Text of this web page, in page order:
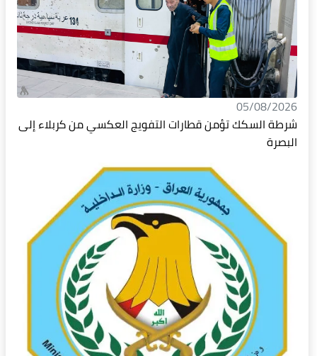
05/08/2026
شرطة السكك تؤمن قطارات التفويج العكسي من كربلاء إلى
البصرة